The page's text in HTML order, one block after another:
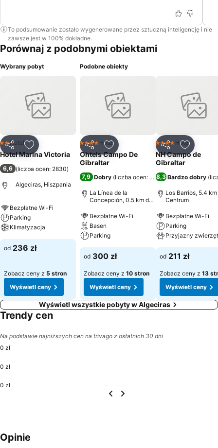
To podsumowanie zostało wygenerowane przez sztuczną inteligencję i nie
zawsze jest w 100% dokładne.
Porównaj z podobnymi obiektami
Wybrany pobyt
UdostępnijDodaj do ulubionych
2 Kategoria
Hotel
Hotel Marina Victoria
6,6 (liczba ocen: 2830)
Algeciras, Hiszpania
Bezpłatne Wi-Fi
Parking
Klimatyzacja
od 236 zł
Zobacz ceny z 5 stron
Wyświetl ceny
Podobne obiekty
UdostępnijDodaj do ulubionych
4 Kategoria
Hotel
Ohtels Campo De
Gibraltar
7,9 Dobry (liczba ocen: 15 709)
La Línea de la
Concepción, 0.5 km do:
Bezpłatne Wi-Fi
Basen
Parking
od 300 zł
Zobacz ceny z 10 stron
Wyświetl ceny
UdostępnijDodaj
4 Kategoria
Hotel
NH Campo de
Gibraltar
8,3Bardzo dobry (
Los Barrios, 5.4
Centrum
Bezpłatne Wi-Fi
Parking
Przyjazny
od 211 zł
Zobacz ceny z 13
Wyświetl ceny
Wyświetl wszystkie pobyty w Algeciras
Trendy cen
Na podstawie najniższych cen na trivago z ostatnich 30 dni
0 zł
0 zł
0 zł
Opinie